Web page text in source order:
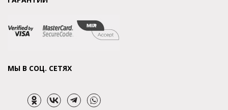
МЫ В СОЦ. СЕТЯХ